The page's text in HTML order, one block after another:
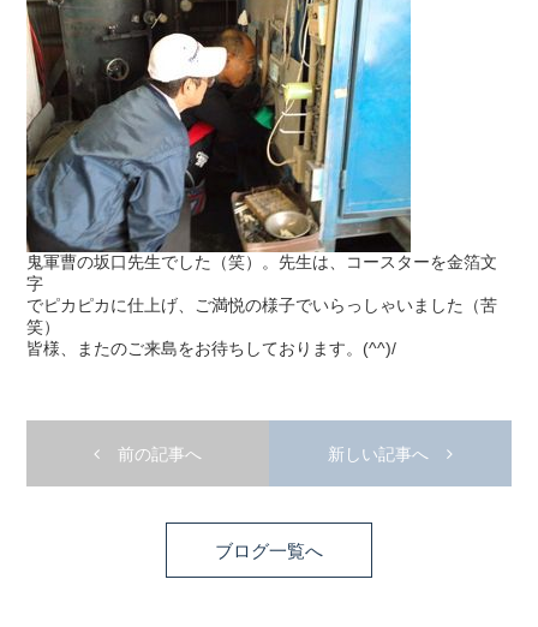
鬼軍曹の坂口先生でした（笑）。先生は、コースターを金箔文
字
でピカピカに仕上げ、ご満悦の様子でいらっしゃいました（苦
笑）
皆様、またのご来島をお待ちしております。(^^)/
前の記事へ 新しい記事へ
ブログ一覧へ